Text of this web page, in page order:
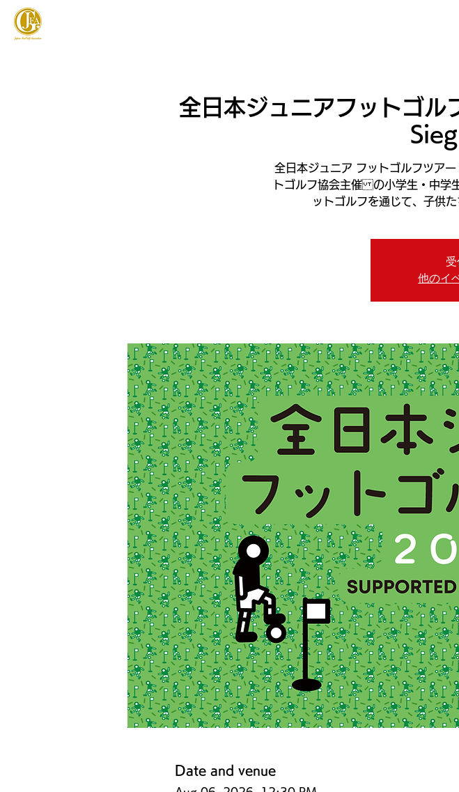
全日本ジュニアフットゴ
全日本ジュニア フットゴルフツア
トゴルフ協会主催 の小学生・中学
ットゴルフを通じて、子供
他のイ
Date and venue